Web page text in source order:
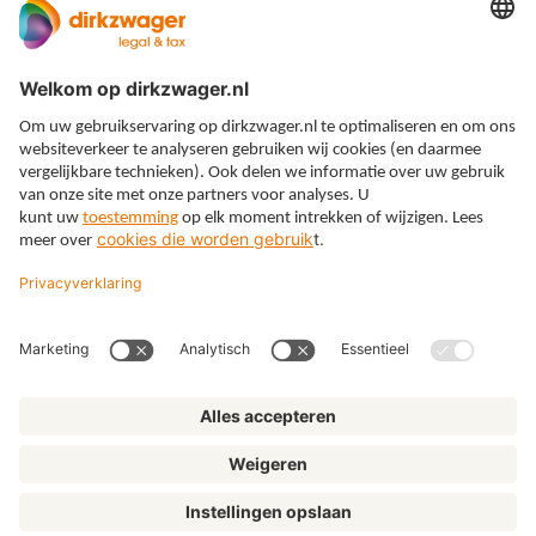
Expertises
Thema’s